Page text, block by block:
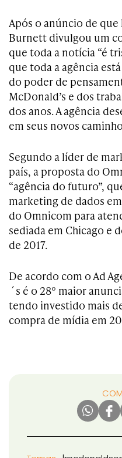
Após o anúncio de
Burnett divulgou um
que toda a notícia “é
que toda a agência
do poder de
McDonald’s e dos
dos anos. A agência
em seus novos
Segundo a líder de
país, a proposta do
“agência do futuro”,
marketing de dados
do Omnicom para
sediada em Chicago e
de 2017.
De acordo com o Ad
´s é o 28º maior
tendo investido mais
compra de mídia em